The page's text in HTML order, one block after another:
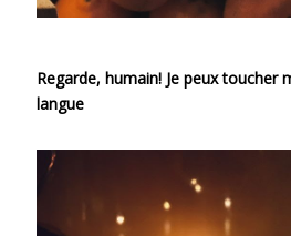
Regarde, humain! Je peux toucher
langue